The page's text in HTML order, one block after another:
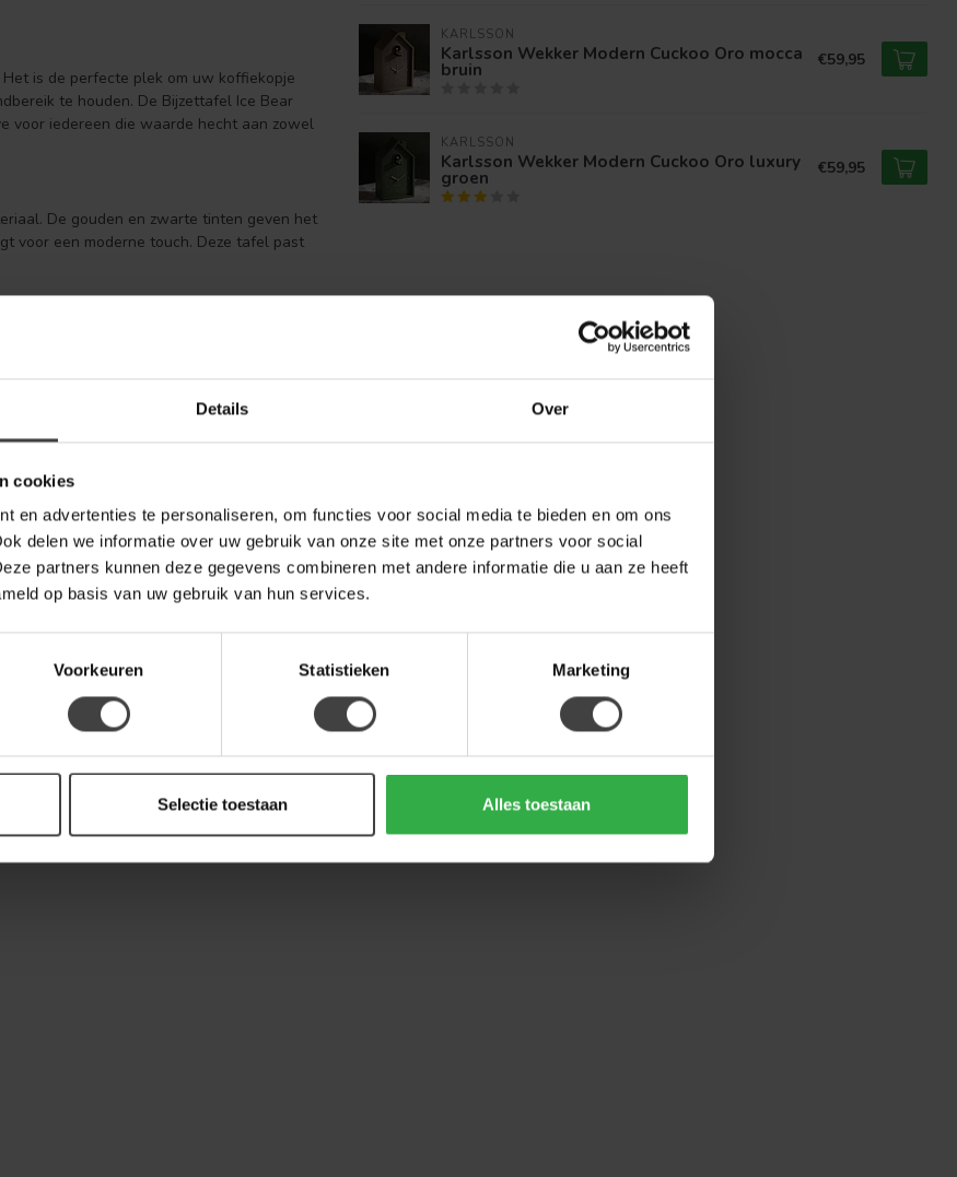
Details Over
cookies
en advertenties te personaliseren, om functies voor social media te bieden en om ons
delen we informatie over uw gebruik van onze site met onze partners voor social
partners kunnen deze gegevens combineren met andere informatie die u aan ze heeft
op basis van uw gebruik van hun services.
Voorkeuren Statistieken Marketing
Selectie toestaan Alles toestaan
is de perfecte plek om uw koffiekopje
te houden. De Bijzettafel Ice Bear
voor iedereen die waarde hecht aan zowel
De gouden en zwarte tinten geven het
voor een moderne touch. Deze tafel past
KARLSSON
Karlsson Wekker Modern Cuckoo Oro mocca
bruin €59,95
KARLSSON
Karlsson Wekker Modern Cuckoo Oro luxury
groen €59,95